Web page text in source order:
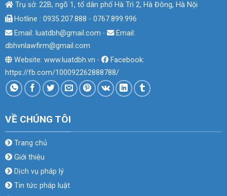
Trụ sở: 22B, ngõ 1, tổ dân phố Hà Trì 2, Hà Đông, Hà Nội
Hotline : 0935.207.888 - 0767.899.996
Email: luatdbh@gmail.com -
Email:
dbhvnlawfirm@gmail.com
Website: www.luatdbh.vn -
Facebook:
https://fb.com/100092262888788/
VỀ CHÚNG TÔI
Trang chủ
Giới thiệu
Dịch vụ pháp lý
Tin tức pháp luật